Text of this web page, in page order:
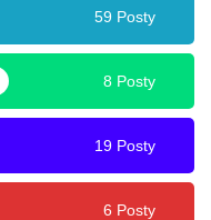
59 Posty
8 Posty
19 Posty
6 Posty